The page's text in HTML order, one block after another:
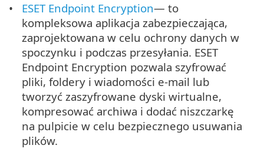
ESET Endpoint Encryption— to
kompleksowa aplikacja zabezpieczająca,
zaprojektowana w celu ochrony danych w
spoczynku i podczas przesyłania. ESET
Endpoint Encryption pozwala szyfrować
pliki, foldery i wiadomości e-mail lub
tworzyć zaszyfrowane dyski wirtualne,
kompresować archiwa i dodać niszczarkę
na pulpicie w celu bezpiecznego usuwania
plików.